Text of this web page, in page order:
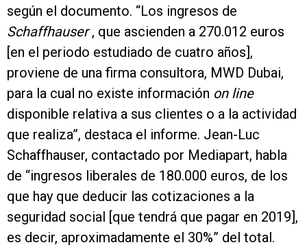
según el documento. “Los ingresos de
Schaffhauser, que ascienden a 270.012 euros
[en el periodo estudiado de cuatro años],
proviene de una firma consultora, MWD Dubai,
para la cual no existe información on line
disponible relativa a sus clientes o a la actividad
que realiza”, destaca el informe. Jean-Luc
Schaffhauser, contactado por Mediapart, habla
de “ingresos liberales de 180.000 euros, de los
que hay que deducir las cotizaciones a la
seguridad social [que tendrá que pagar en 2019],
es decir, aproximadamente el 30%” del total.